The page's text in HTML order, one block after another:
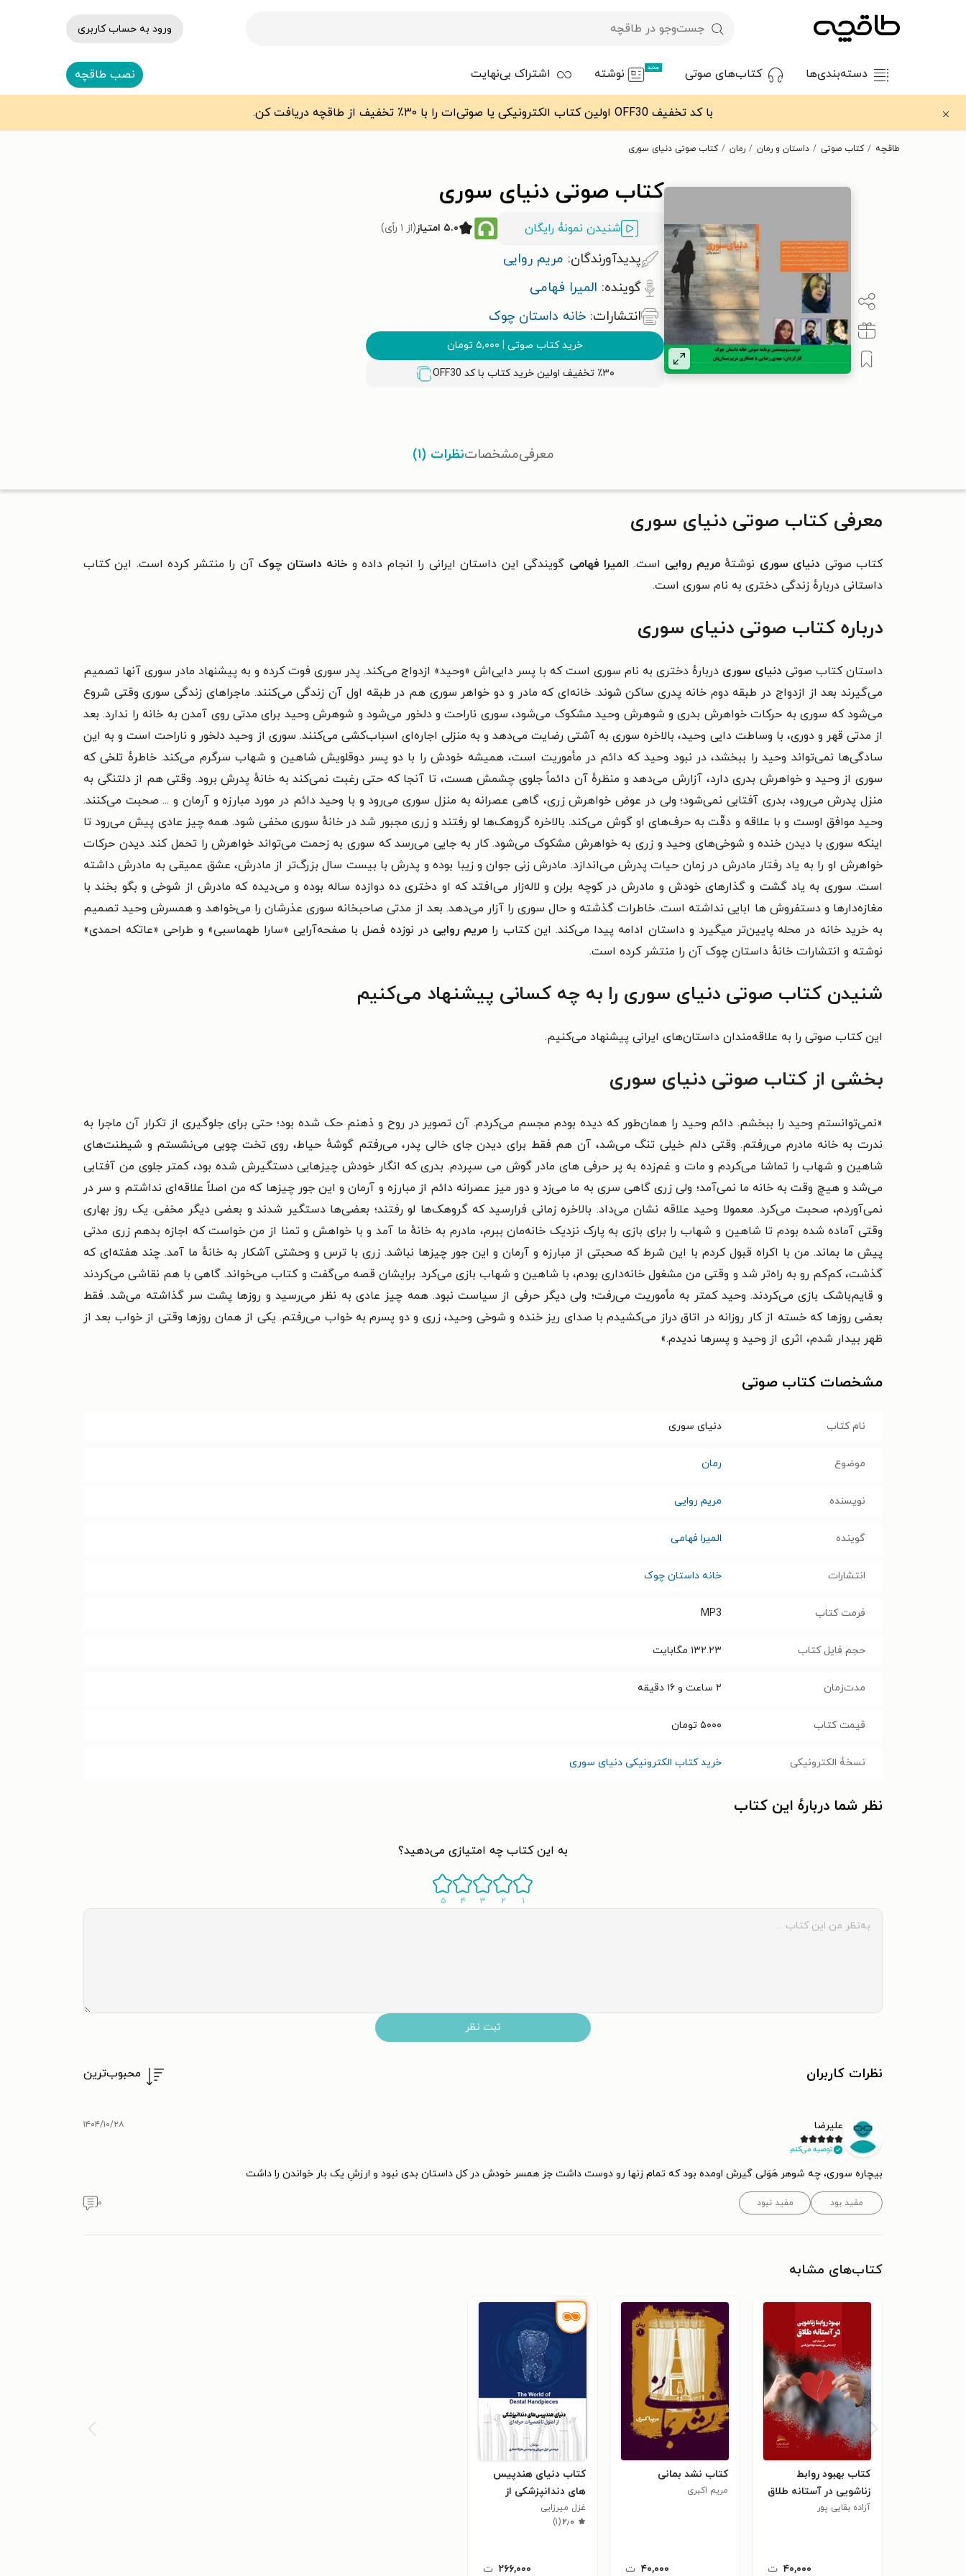
ورود به حساب کاربری
دسته‌بندی‌ها کتاب‌های صوتی جدید نوشته اشتراک بی‌نهایت نصب طاقچه
با کد تخفیف OFF30 اولین کتاب الکترونیکی یا صوتی‌ات را با ۳۰٪ تخفیف از طاقچه دریافت کن.
طاقچه کتاب صوتی داستان و رمان رمان کتاب صوتی دنیای سوری
کتاب صوتی دنیای سوری
شنیدن نمونۀ رایگان ۵.۰ امتیاز (از ۱ رأی)
پدیدآورندگان: مریم روایی
گوینده: المیرا فهامی
انتشارات: خانه داستان چوک
خرید کتاب صوتی | ۵,۰۰۰ تومان
٪۳۰ تخفیف اولین خرید کتاب با کد OFF30
معرفیمشخصاتنظرات (۱)
معرفی کتاب صوتی دنیای سوری
کتاب صوتی دنیای سوری نوشتهٔ مریم روایی است. المیرا فهامی گویندگی این داستان ایرانی را انجام داده و خانه داستان چوک آن را منتشر کرده است. این کتاب
داستانی دربارهٔ زندگی دختری به نام سوری است.
درباره کتاب صوتی دنیای سوری
داستان کتاب صوتی دنیای سوری دربارهٔ دختری به نام سوری است که با پسر دایی‌اش «وحید» ازدواج می‌کند. پدر سوری فوت کرده و به پیشنهاد مادر سوری آنها تصمیم
می‌گیرند بعد از ازدواج در طبقه دوم خانه پدری ساکن شوند. خانه‌ای که مادر و دو خواهر سوری هم در طبقه اول آن زندگی می‌کنند. ماجراهای زندگی سوری وقتی شروع
می‌شود که سوری به حرکات خواهرش بدری و شوهرش وحید مشکوک می‌شود، سوری ناراحت و دلخور می‌شود و شوهرش وحید برای مدتی روی آمدن به خانه را ندارد. بعد
از مدتی قهر و دوری، با وساطت دایی وحید، بالاخره سوری به آشتی رضایت می‌دهد و به منزلی اجاره‌ای اسباب‌کشی می‌کنند. سوری از وحید دلخور و ناراحت است و به این
سادگی‌ها نمی‌تواند وحید را ببخشد، در نبود وحید که دائم در مأموریت است، همیشه خودش را با دو پسر دوقلویش شاهین و شهاب سرگرم می‌کند. خاطرهٔ تلخی که
سوری از وحید و خواهرش بدری دارد، آزارش می‌دهد و منظرهٔ آن دائماً جلوی چشمش هست، تا آنجا که حتی رغبت نمی‌کند به خانهٔ پدرش برود. وقتی هم از دلتنگی به
منزل پدرش می‌رود، بدری آفتابی نمی‌شود؛ ولی در عوض خواهرش زری، گاهی عصرانه به منزل سوری می‌‌رود و با وحید دائم در مورد مبارزه و آرمان و ... صحبت می‌کنند.
وحید موافق اوست و با علاقه و دقّت به حرف‌های او گوش می‌کند. بالاخره گروهک‌ها لو رفتند و زری مجبور شد در خانهٔ سوری مخفی شود. همه چیز عادی پیش می‌رود تا
اینکه سوری با دیدن خنده و شوخی‌های وحید و زری به خواهرش مشکوک می‌شود. کار به جایی می‌رسد که سوری به زحمت می‌تواند خواهرش را تحمل کند. دیدن حرکات
خواهرش او را به یاد رفتار مادرش در زمان حیات پدرش می‌اندازد. مادرش زنی جوان و زیبا بوده و پدرش با بیست سال بزرگ‌تر از مادرش، عشق عمیقی به مادرش داشته
است. سوری به یاد گشت و گذارهای خودش و مادرش در کوچه برلن و لاله‌زار می‌افتد که او دختری ده دوازده ساله بوده و می‌دیده که مادرش از شوخی و بگو بخند با
مغازه‌دارها و دستفروش ها ابایی نداشته است. خاطرات گذشته و حال سوری را آزار می‌دهد. بعد از مدتی صاحبخانه سوری عذرشان را می‌خواهد و همسرش وحید تصمیم
به خرید خانه در محله پایین‌تر میگیرد و داستان ادامه پیدا می‌کند. این کتاب را مریم روایی در نوزده فصل با صفحه‌آرایی «سارا طهماسبی» و طراحی «عاتکه احمدی»
نوشته و انتشارات خانهٔ داستان چوک آن را منتشر کرده است.
شنیدن کتاب صوتی دنیای سوری را به چه کسانی پیشنهاد می‌کنیم
این کتاب صوتی را به علاقه‌مندان داستان‌های ایرانی پیشنهاد می‌کنیم.
بخشی از کتاب صوتی دنیای سوری
«نمی‌توانستم وحید را ببخشم. دائم وحید را همان‌طور که دیده بودم مجسم می‌کردم. آن تصویر در روح و ذهنم حک شده بود؛ حتی برای جلوگیری از تکرار آن ماجرا به
ندرت به خانه مادرم می‌رفتم. وقتی دلم خیلی تنگ می‌شد، آن هم فقط برای دیدن جای خالی پدر، می‌رفتم گوشهٔ حیاط، روی تخت چوبی می‌نشستم و شیطنت‌های
شاهین و شهاب را تماشا می‌کردم و مات و غم‌زده به پر حرفی های مادر گوش می سپردم. بدری که انگار خودش چیزهایی دستگیرش شده بود، کمتر جلوی من آفتابی
می‌شد و هیچ وقت به خانه ما نمی‌آمد؛ ولی زری گاهی سری به ما می‌زد و دور میز عصرانه دائم از مبارزه و آرمان و این جور چیزها که من اصلاً علاقه‌ای نداشتم و سر در
نمی‌آوردم، صحبت می‌کرد. معمولا وحید علاقه نشان می‌داد. بالاخره زمانی فرارسید که گروهک‌ها لو رفتند؛ بعضی‌ها دستگیر شدند و بعضی دیگر مخفی. یک روز بهاری
وقتی آماده شده بودم تا شاهین و شهاب را برای بازی به پارک نزدیک خانه‌مان ببرم، مادرم به خانهٔ ما آمد و با خواهش و تمنا از من خواست که اجازه بدهم زری مدتی
پیش ما بماند. من با اکراه قبول کردم با این شرط که صحبتی از مبارزه و آرمان و این جور چیزها نباشد. زری با ترس و وحشتی آشکار به خانهٔ ما آمد. چند هفته‌ای که
گذشت، کم‌کم رو به راه‌تر شد و وقتی من مشغول خانه‌داری بودم، با شاهین و شهاب بازی می‌کرد. برایشان قصه می‌گفت و کتاب می‌خواند. گاهی با هم نقاشی می‌کردند
و قایم‌باشک بازی می‌کردند. وحید کمتر به مأموریت می‌رفت؛ ولی دیگر حرفی از سیاست نبود. همه چیز عادی به نظر می‌رسید و روزها پشت سر گذاشته می‌شد. فقط
بعضی روزها که خسته از کار روزانه در اتاق دراز می‌کشیدم با صدای ریز خنده و شوخی وحید، زری و دو پسرم به خواب می‌رفتم. یکی از همان روزها وقتی از خواب بعد از
ظهر بیدار شدم، اثری از وحید و پسرها ندیدم.»
مشخصات کتاب صوتی
نام کتاب دنیای سوری
موضوع رمان
نویسنده مریم روایی
گوینده المیرا فهامی
انتشارات خانه داستان چوک
فرمت کتاب MP3
حجم فایل کتاب ۱۳۲.۲۳ مگابایت
مدت‌زمان ۲ ساعت و ۱۶ دقیقه
قیمت کتاب ۵۰۰۰ تومان
نسخۀ الکترونیکی خرید کتاب الکترونیکی دنیای سوری
نظر شما دربارهٔ این کتاب
به این کتاب چه امتیازی می‌دهید؟
۱ ۲ ۳ ۴ ۵
ثبت نظر
نظرات کاربران محبوب‌ترین
علیرضا
توصیه می‌کنم.
۱۴۰۴/۱۰/۲۸
بیچاره سوری، چه شوهر هَوَلی گیرش اومده بود که تمام زنها رو دوست داشت جز همسر خود‌ش در کل داستان بدی نبود و ارزشِ یک بار خواندن را داشت
مفید بود مفید نبود ۰
کتاب‌های مشابه
کتاب بهبود روابط
زناشویی در آستانه طلاق
آزاده بقایی پور
۴۰,۰۰۰ ت
کتاب نشد بمانی
مریم اکبری
۴۰,۰۰۰ ت
کتاب دنیای هندپیس
های دندانپزشکی از
اصول تا تعمیرات حرفه
ای
غزل میرزایی
۲٫۰(۱)
۲۶۶,۰۰۰ ت